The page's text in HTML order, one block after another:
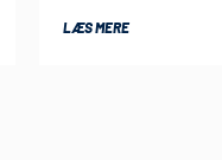
LÆS MERE